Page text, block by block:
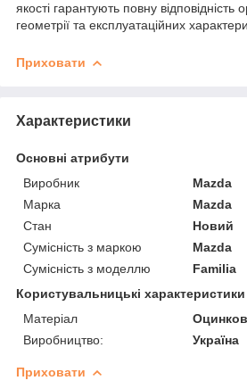
якості гарантують повну
геометрії та експлуатаційних
Приховати
Характеристики
Основні атрибути
Виробник
Mazda
Марка
Mazda
Стан
Новий
Сумісність з маркою
Mazda
Сумісність з моделлю
Familia
Користувальницькі характеристики
Матеріал
Виробництво:
Україна
Приховати